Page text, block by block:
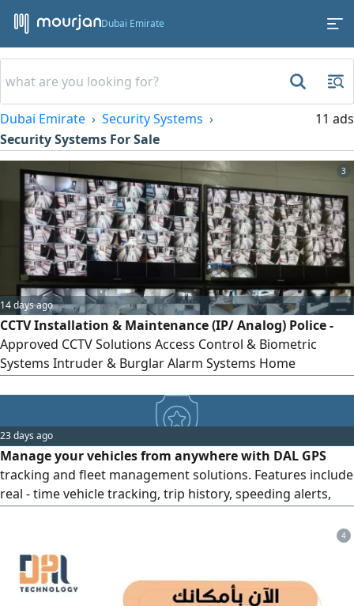
Dubai Emirate
Dubai Emirate
Security Systems
Security Systems For Sale
11 ads
3
14 days ago
CCTV Installation & Maintenance (IP/ Analog) Police -
Approved CCTV Solutions Access Control & Biometric
Systems Intruder & Burglar Alarm Systems Home
Structured Cabling (Cat6/ Cat7/ Fiber) Gate Barrier
Installation & Repair Network Setup for NVR/ DVR System
Upgrades & Troubleshooting
23 days ago
Manage your vehicles from anywhere with DAL GPS
tracking and fleet management solutions. Features include
real - time vehicle tracking, trip history, speeding alerts,
monitoring, and remote engine control where applicable.
Suitable for car rental offices, delivery companies, logistics
providers, transportation businesses, and commercial
fleets
4